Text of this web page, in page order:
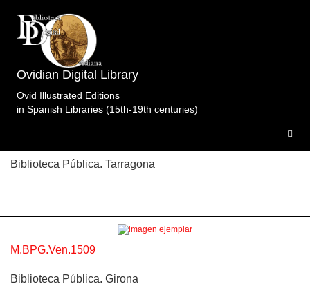
Ovidian Digital Library
Ovid Illustrated Editions
in Spanish Libraries (15th-19th centuries)
Topic: Ciniras y Mirra en Libro 10 (f. CX v.)
Specimens of the edition
Metamorfosis.Regius.Rusconi.Venecia.1509.
Biblioteca Pública. Tarragona
M.BPG.Ven.1509
Biblioteca Pública. Girona